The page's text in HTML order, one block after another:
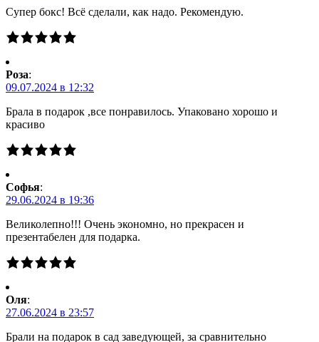
Супер бокс! Всё сделали, как надо. Рекомендую.
Роза:
09.07.2024 в 12:32
Брала в подарок ,все понравилось. Упаковано хорошо и
красиво
Софья:
29.06.2024 в 19:36
Великолепно!!! Очень экономно, но прекрасен и
презентабелен для подарка.
Оля:
27.06.2024 в 23:57
Брали на подарок в сад заведующей, за сравнительно